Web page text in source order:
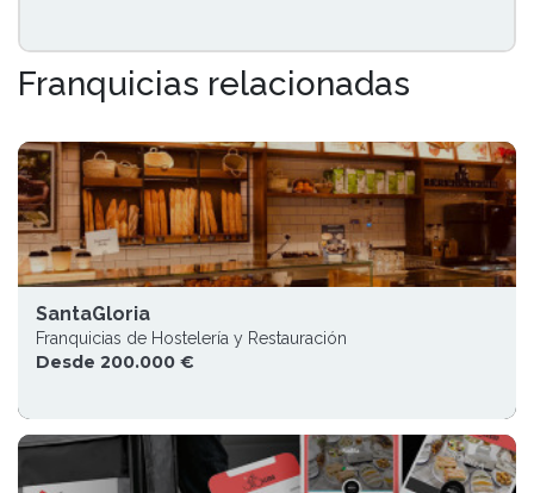
Franquicias relacionadas
SantaGloria
Franquicias de Hostelería y Restauración
Desde 200.000 €